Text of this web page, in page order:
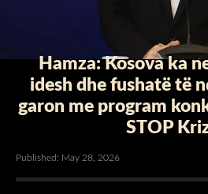
Hamza: Kosova ka
idesh dhe fushatë të
garon me program
STOP
Published: May 28, 2026